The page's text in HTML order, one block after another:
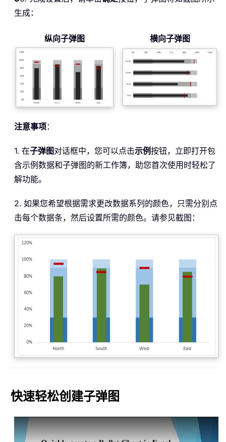
生成：
纵向子弹图 横向子弹图
注意事项：
1. 在子弹图对话框中，您可以点击示例按钮，立即打开包
含示例数据和子弹图的新工作簿，助您首次使用时轻松了
解功能。
2. 如果您希望根据需求更改数据系列的颜色，只需分别点
击每个数据条，然后设置所需的颜色。请参见截图：
快速轻松创建子弹图